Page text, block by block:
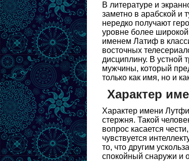
В литературе и
заметно в арабской и
нередко получают
уровне более
именем Латиф в
восточных
дисциплину. В устной
мужчины, который
только как имя, но и
Характер
Характер имени
стержня. Такой
вопрос касается
чувствуется
то, что другим
спокойный снаружи и